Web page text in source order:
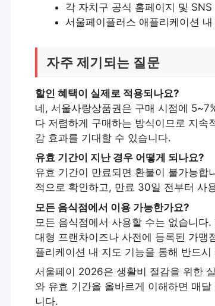
각 자치구 공식 홈페이지 및 SNS
서울페이플러스 애플리케이션
자주 제기되는 질문
할인 혜택이 실제로 적용되나요?
네, 서울사랑상품권은 구매 시점에
다 저렴하게 구매하는 방식이므로 지속
감 효과를 기대할 수 있습니다.
유효 기간이 지난 경우 어떻게 되나요?
유효 기간이 만료되면 환불이 불가능합
적으로 확인하고, 만료 30일 전부터 사
모든 음식점에서 이용 가능한가요?
모든 음식점에서 사용할 수는 없습니
대형 프랜차이즈나 사전에 등록된 가맹
플리케이션 내 지도 기능을 통해 반드
서울페이 2026은 생활비 절감을 위한
와 유효 기간을 올바르게 이해하면 매
니다.